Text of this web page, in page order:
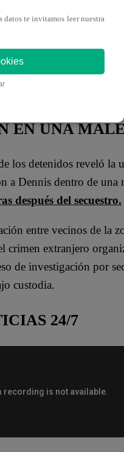
su declaración,
que, en horas
EN UNA
los detenidos reveló la
a Dennis dentro de una
después del secuestro.
entre vecinos de la
crimen extranjero
de investigación por
custodia.
24/7
datos te invitamos leer nuestra